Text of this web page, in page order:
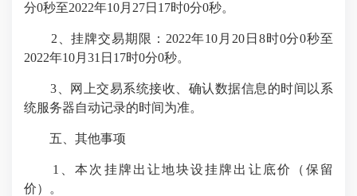
分0秒至2022年10月27日17时0分0秒。
2、挂牌交易期限：2022年10月20日8时0分0秒至
2022年10月31日17时0分0秒。
3、网上交易系统接收、确认数据信息的时间以系
统服务器自动记录的时间为准。
五、其他事项
1、本次挂牌出让地块设挂牌出让底价（保留
价）。